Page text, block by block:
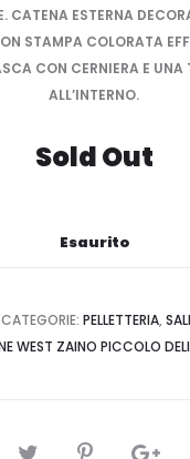
CATENA ESTERNA
STAMPA COLORATA
CON CERNIERA E
ALL’INTERNO.
Sold Out
Esaurito
CATEGORIE: PELLETTERIA,
WEST ZAINO PICCOLO